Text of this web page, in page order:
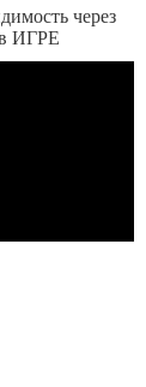
через
ИГРЕ